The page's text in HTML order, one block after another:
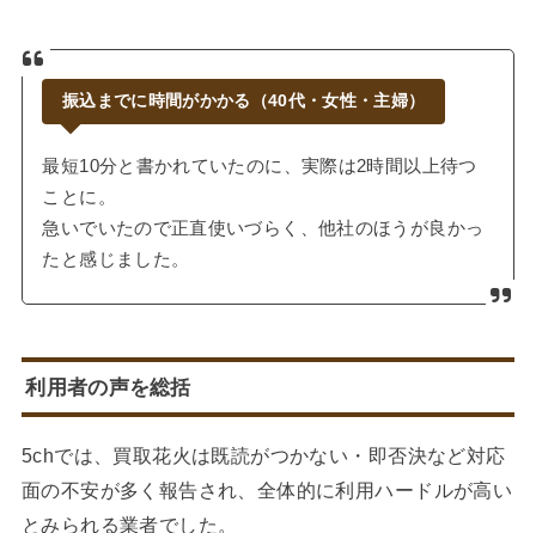
振込までに時間がかかる（40代・女性・主婦）
最短10分と書かれていたのに、実際は2時間以上待つ
ことに。
急いでいたので正直使いづらく、他社のほうが良かっ
たと感じました。
利用者の声を総括
5chでは、買取花火は既読がつかない・即否決など対応
面の不安が多く報告され、全体的に利用ハードルが高い
とみられる業者でした。